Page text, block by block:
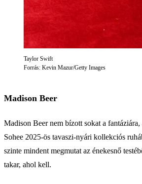
Taylor Swift
Forrás: Kevin Mazur/Getty Images
Madison Beer
Madison Beer nem bízott sokat a
Sohee 2025-ös tavaszi-nyári kollekciós
szinte mindent megmutat az énekesnő
takar, ahol kell.